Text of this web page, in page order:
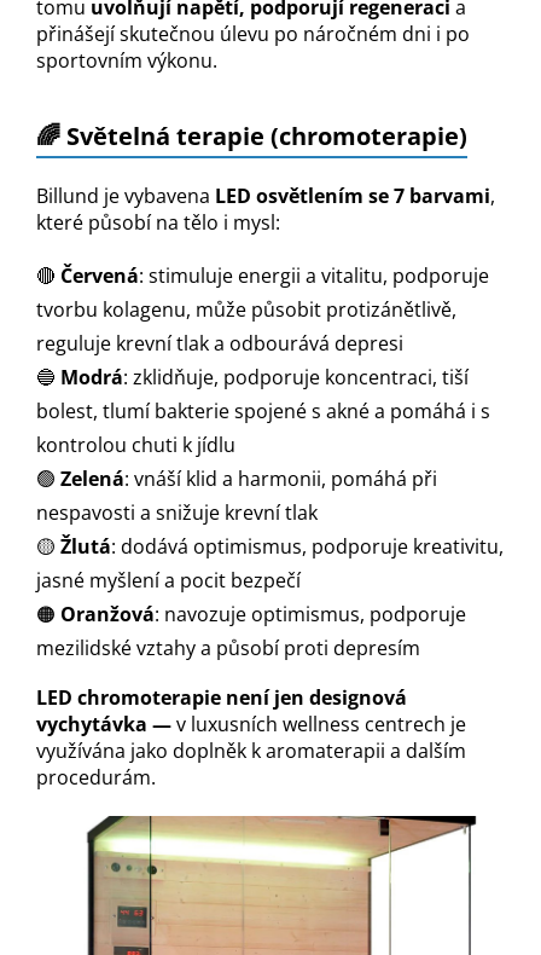
tomu uvolňují napětí, podporují regeneraci a
přinášejí skutečnou úlevu po náročném dni i po
sportovním výkonu.
🌈 Světelná terapie (chromoterapie)
Billund je vybavena LED osvětlením se 7 barvami,
které působí na tělo i mysl:
🔴 Červená: stimuluje energii a vitalitu, podporuje
tvorbu kolagenu, může působit protizánětlivě,
reguluje krevní tlak a odbourává depresi
🔵 Modrá: zklidňuje, podporuje koncentraci, tiší
bolest, tlumí bakterie spojené s akné a pomáhá i s
kontrolou chuti k jídlu
🟢 Zelená: vnáší klid a harmonii, pomáhá při
nespavosti a snižuje krevní tlak
🟡 Žlutá: dodává optimismus, podporuje kreativitu,
jasné myšlení a pocit bezpečí
🟠 Oranžová: navozuje optimismus, podporuje
mezilidské vztahy a působí proti depresím
LED chromoterapie není jen designová
vychytávka —v luxusních wellness centrech je
využívána jako doplněk k aromaterapii a dalším
procedurám.